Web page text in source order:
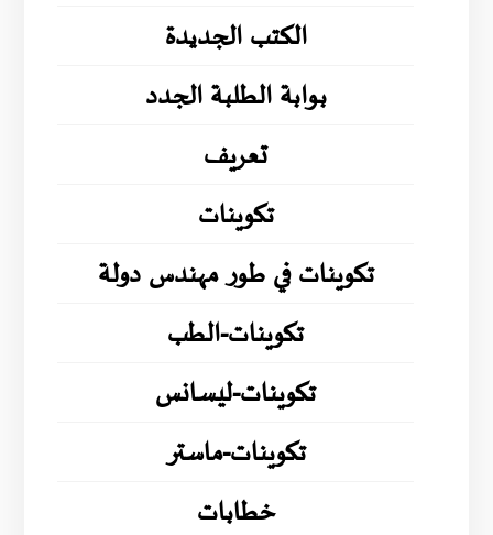
الكتب الجديدة
بوابة الطلبة الجدد
تعريف
تكوينات
تكوينات في طور مهندس دولة
تكوينات-الطب
تكوينات-ليسانس
تكوينات-ماستر
خطابات